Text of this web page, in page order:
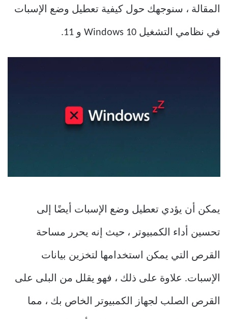
المقالة ، سنوجهك حول كيفية تعطيل وضع الإسبات
في نظامي التشغيل Windows 10 و 11.
يمكن أن يؤدي تعطيل وضع الإسبات أيضًا إلى
تحسين أداء الكمبيوتر ، حيث إنه يحرر مساحة
القرص التي يمكن استخدامها لتخزين بيانات
الإسبات. علاوة على ذلك ، فهو يقلل من البلى على
القرص الصلب لجهاز الكمبيوتر الخاص بك ، مما